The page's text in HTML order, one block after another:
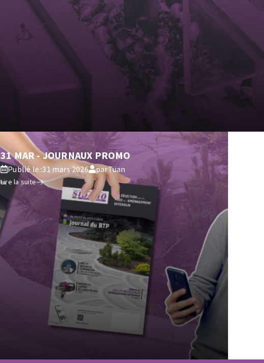
OUTILS COUPANTS
31 MAR-JOURNAUX PROMO
Publié le :31 mars 2026 parTuan
Lire la suite